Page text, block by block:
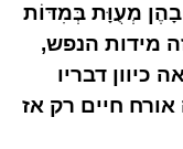
מְעֻוָּת בְּמִדּוֹת
מידות הנפש,
דבריו
חיים רק אז